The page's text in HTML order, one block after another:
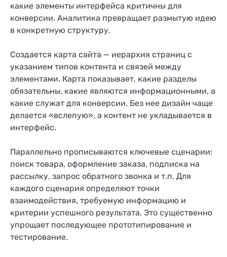
какие элементы интерфейса критичны для
конверсии. Аналитика превращает размытую идею
в конкретную структуру.
Создается карта сайта — иерархия страниц с
указанием типов контента и связей между
элементами. Карта показывает, какие разделы
обязательны, какие являются информационными, а
какие служат для конверсии. Без нее дизайн чаще
делается «вслепую», а контент не укладывается в
интерфейс.
Параллельно прописываются ключевые сценарии:
поиск товара, оформление заказа, подписка на
рассылку, запрос обратного звонка и т.п. Для
каждого сценария определяют точки
взаимодействия, требуемую информацию и
критерии успешного результата. Это существенно
упрощает последующее прототипирование и
тестирование.